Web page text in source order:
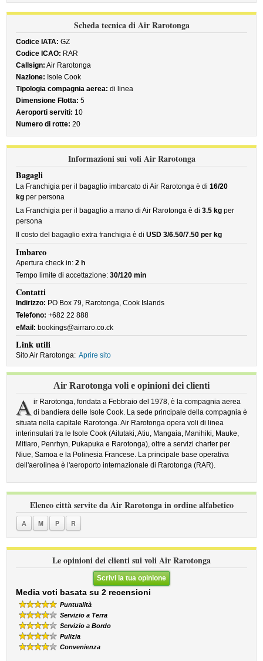
Scheda tecnica di Air Rarotonga
Codice IATA: GZ
Codice ICAO: RAR
Callsign: Air Rarotonga
Nazione: Isole Cook
Tipologia compagnia aerea: di linea
Dimensione Flotta: 5
Aeroporti serviti: 10
Numero di rotte: 20
Informazioni sui voli Air Rarotonga
Bagagli
La Franchigia per il bagaglio imbarcato di Air Rarotonga è di16/20
kg per persona
La Franchigia per il bagaglio a mano di Air Rarotonga è di3.5 kg per
persona
Il costo del bagaglio extra franchigia è diUSD 3/6.50/7.50 per kg
Imbarco
Apertura check in:2 h
Tempo limite di accettazione:30/120 min
Contatti
Indirizzo: PO Box 79, Rarotonga, Cook Islands
Telefono: +682 22 888
eMail: bookings@airraro.co.ck
Link utili
Sito Air Rarotonga: Aprire sito
Air Rarotonga voli e opinioni dei clienti
A ir Rarotonga, fondata a Febbraio del 1978, è la compagnia aerea
di bandiera delle Isole Cook. La sede principale della compagnia è
situata nella capitale Rarotonga. Air Rarotonga opera voli di linea
interinsulari tra le Isole Cook (Aitutaki, Atiu, Mangaia, Manihiki, Mauke,
Mitiaro, Penrhyn, Pukapuka e Rarotonga), oltre a servizi charter per
Niue, Samoa e la Polinesia Francese. La principale base operativa
dell'aerolinea è l'aeroporto internazionale di Rarotonga (RAR).
Elenco città servite da Air Rarotonga in ordine alfabetico
A M P R
Le opinioni dei clienti sui voli Air Rarotonga
Scrivi la tua opinione
Media voti basata su 2 recensioni
Puntualità
Servizio a Terra
Servizio a Bordo
Pulizia
Convenienza